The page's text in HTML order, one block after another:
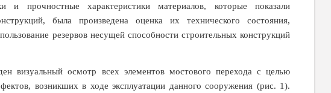
и прочностные характеристики материалов, которые показали
была произведена оценка их технического состояния,
резервов несущей способности строительных конструкций
визуальный осмотр всех элементов мостового перехода с целью
возникших в ходе эксплуатации данного сооружения (рис. 1).